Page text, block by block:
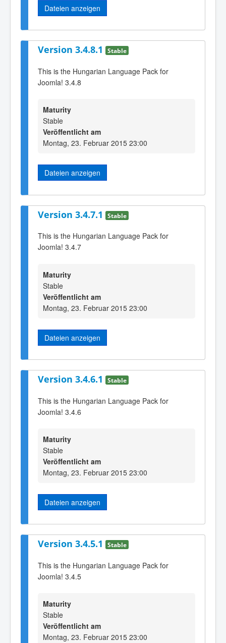
Dateien anzeigen
Version 3.4.8.1 Stable
This is the Hungarian Language Pack for
Joomla! 3.4.8
Maturity
Stable
Veröffentlicht am
Montag, 23. Februar 2015 23:00
Dateien anzeigen
Version 3.4.7.1 Stable
This is the Hungarian Language Pack for
Joomla! 3.4.7
Maturity
Stable
Veröffentlicht am
Montag, 23. Februar 2015 23:00
Dateien anzeigen
Version 3.4.6.1 Stable
This is the Hungarian Language Pack for
Joomla! 3.4.6
Maturity
Stable
Veröffentlicht am
Montag, 23. Februar 2015 23:00
Dateien anzeigen
Version 3.4.5.1 Stable
This is the Hungarian Language Pack for
Joomla! 3.4.5
Maturity
Stable
Veröffentlicht am
Montag, 23. Februar 2015 23:00